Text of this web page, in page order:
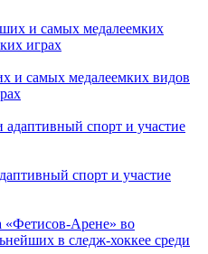
и самых медалеемких видов
спорт и участие